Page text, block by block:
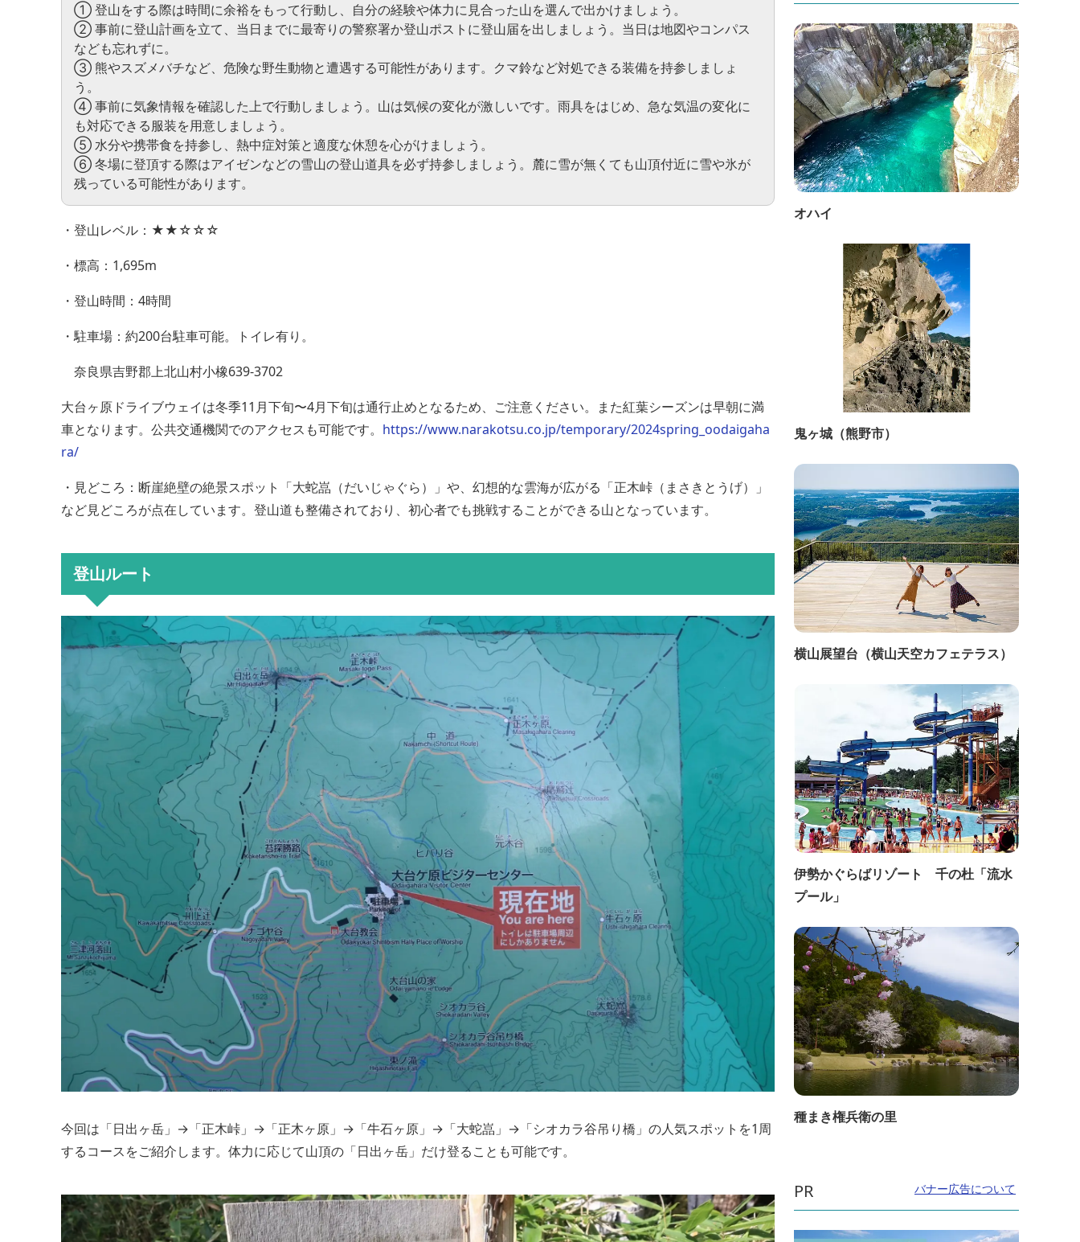
① 登山をする際は時間に余裕をもって行動し、自分の経験や体力に見合った山を選んで出かけましょう。
② 事前に登山計画を立て、当日までに最寄りの警察署か登山ポストに登山届を出しましょう。当日は地図やコンパス
なども忘れずに。
③ 熊やスズメバチなど、危険な野生動物と遭遇する可能性があります。クマ鈴など対処できる装備を持参しましょ
う。
④ 事前に気象情報を確認した上で行動しましょう。山は気候の変化が激しいです。雨具をはじめ、急な気温の変化に
も対応できる服装を用意しましょう。
⑤ 水分や携帯食を持参し、熱中症対策と適度な休憩を心がけましょう。
⑥ 冬場に登頂する際はアイゼンなどの雪山の登山道具を必ず持参しましょう。麓に雪が無くても山頂付近に雪や氷が
残っている可能性があります。
・登山レベル：★★☆☆☆
・標高：1,695m
・登山時間：4時間
・駐車場：約200台駐車可能。トイレ有り。
奈良県吉野郡上北山村小橡639-3702
大台ヶ原ドライブウェイは冬季11月下旬〜4月下旬は通行止めとなるため、ご注意ください。また紅葉シーズンは早朝に満
車となります。公共交通機関でのアクセスも可能です。 https://www.narakotsu.co.jp/temporary/2024spring_oodaigaha
ra/
・見どころ：断崖絶壁の絶景スポット「大蛇嵓（だいじゃぐら）」や、幻想的な雲海が広がる「正木峠（まさきとうげ）」
など見どころが点在しています。登山道も整備されており、初心者でも挑戦することができる山となっています。
登山ルート
今回は「日出ヶ岳」→「正木峠」→「正木ヶ原」→「牛石ヶ原」→「大蛇嵓」→「シオカラ谷吊り橋」の人気スポットを1周
するコースをご紹介します。体力に応じて山頂の「日出ヶ岳」だけ登ることも可能です。
オハイ
鬼ヶ城（熊野市）
横山展望台（横山天空カフェテラス）
伊勢かぐらばリゾート 千の杜「流水
プール」
種まき権兵衛の里
PR バナー広告について